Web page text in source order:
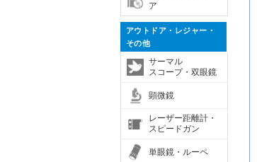
ア
アウトドア・レジャー・
その他
サーマル
スコープ・双眼鏡
顕微鏡
レーザー距離計・
スピードガン
単眼鏡・ルーペ